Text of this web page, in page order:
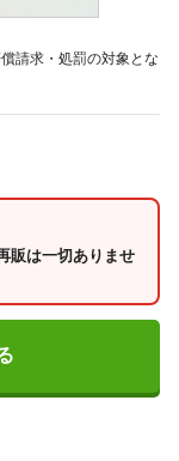
請求・処罰の対象とな
販は一切ありませ